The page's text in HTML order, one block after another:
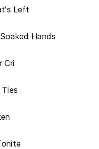
Left
Hands
Cri
Ties